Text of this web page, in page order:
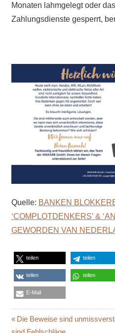
Monaten lahmgelegt oder
Zahlungsdienste gesperrt,
Quelle: BANKEN
‘COMPLOTDENKERS’ &
GEWORDEN VAN
teilen teilen
teilen teilen
E-Mail
Vorheriger
Die Beweise sind